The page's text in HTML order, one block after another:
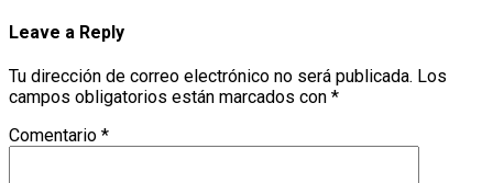
Leave a Reply
Tu dirección de correo electrónico no será publicada. Los
campos obligatorios están marcados con *
Comentario *